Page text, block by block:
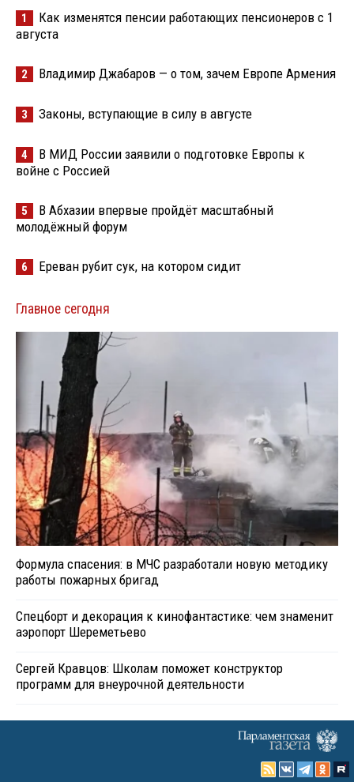
1
Как изменятся пенсии работающих пенсионеров с 1
августа
2 Владимир Джабаров — о том, зачем Европе Армения
3 Законы, вступающие в силу в августе
4
В МИД России заявили о подготовке Европы к
войне с Россией
5
В Абхазии впервые пройдёт масштабный
молодёжный форум
6 Ереван рубит сук, на котором сидит
Главное сегодня
Формула спасения: в МЧС разработали новую методику
работы пожарных бригад
Спецборт и декорация к кинофантастике: чем знаменит
аэропорт Шереметьево
Сергей Кравцов: Школам поможет конструктор
программ для внеурочной деятельности